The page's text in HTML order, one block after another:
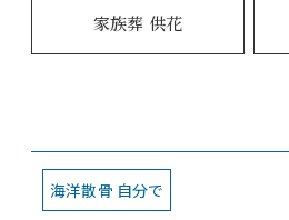
家族葬 供花
海洋散骨 自分で